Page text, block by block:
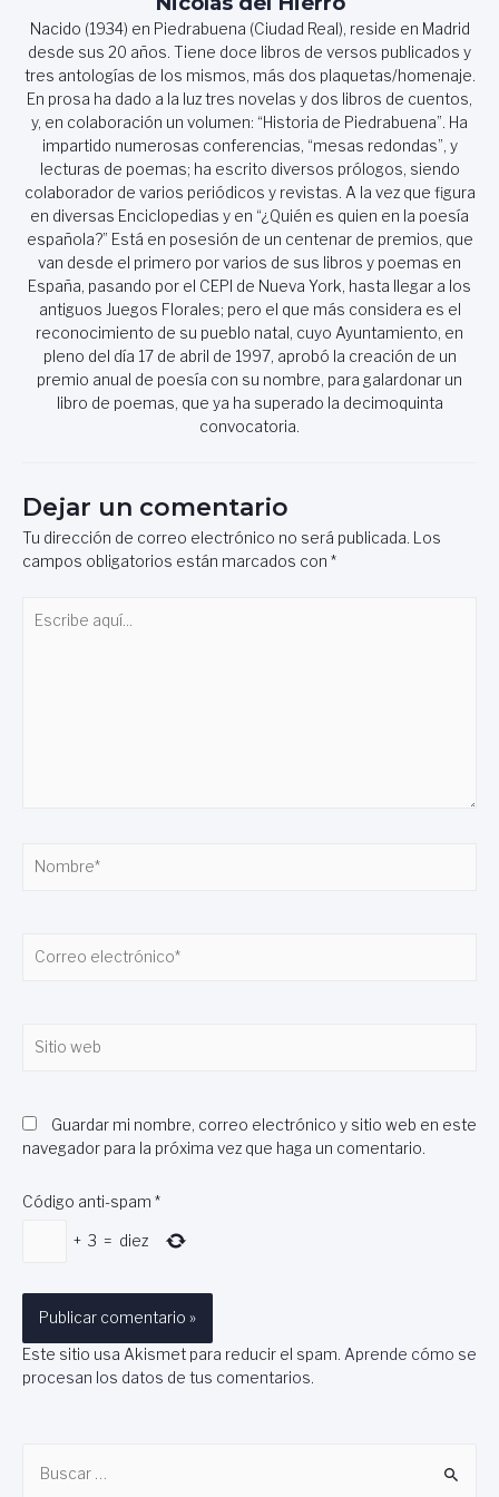
Nacido (1934) en Piedrabuena (Ciudad Real), reside en Madrid
desde sus 20 años. Tiene doce libros de versos publicados y
tres antologías de los mismos, más dos plaquetas/homenaje.
En prosa ha dado a la luz tres novelas y dos libros de cuentos,
y, en colaboración un volumen: “Historia de Piedrabuena”. Ha
impartido numerosas conferencias, “mesas redondas”, y
lecturas de poemas; ha escrito diversos prólogos, siendo
colaborador de varios periódicos y revistas. A la vez que figura
en diversas Enciclopedias y en “¿Quién es quien en la poesía
española?” Está en posesión de un centenar de premios, que
van desde el primero por varios de sus libros y poemas en
España, pasando por el CEPI de Nueva York, hasta llegar a los
antiguos Juegos Florales; pero el que más considera es el
reconocimiento de su pueblo natal, cuyo Ayuntamiento, en
pleno del día 17 de abril de 1997, aprobó la creación de un
premio anual de poesía con su nombre, para galardonar un
libro de poemas, que ya ha superado la decimoquinta
convocatoria.
Dejar un comentario
Tu dirección de correo electrónico no será publicada. Los
campos obligatorios están marcados con *
aquí...
electrónico*
web
Guardar mi nombre, correo electrónico y sitio web en este
navegador para la próxima vez que haga un comentario.
Código anti-spam *
+ 3 = diez
Este sitio usa Akismet para reducir el spam. Aprende cómo se
procesan los datos de tus comentarios.